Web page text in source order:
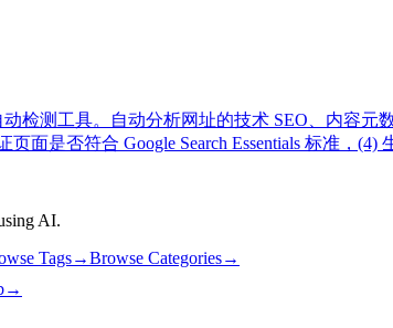
动检测工具。自动分析网址的技术 SEO、内容
面是否符合 Google Search Essentials 标准，(4)
AI.
Tags→Browse Categories→
→